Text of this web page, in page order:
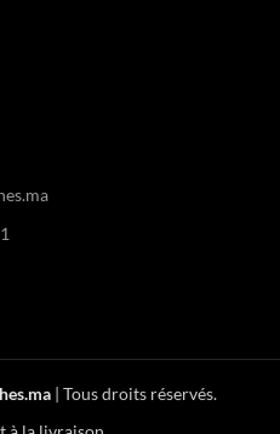
| Tous droits réservés.